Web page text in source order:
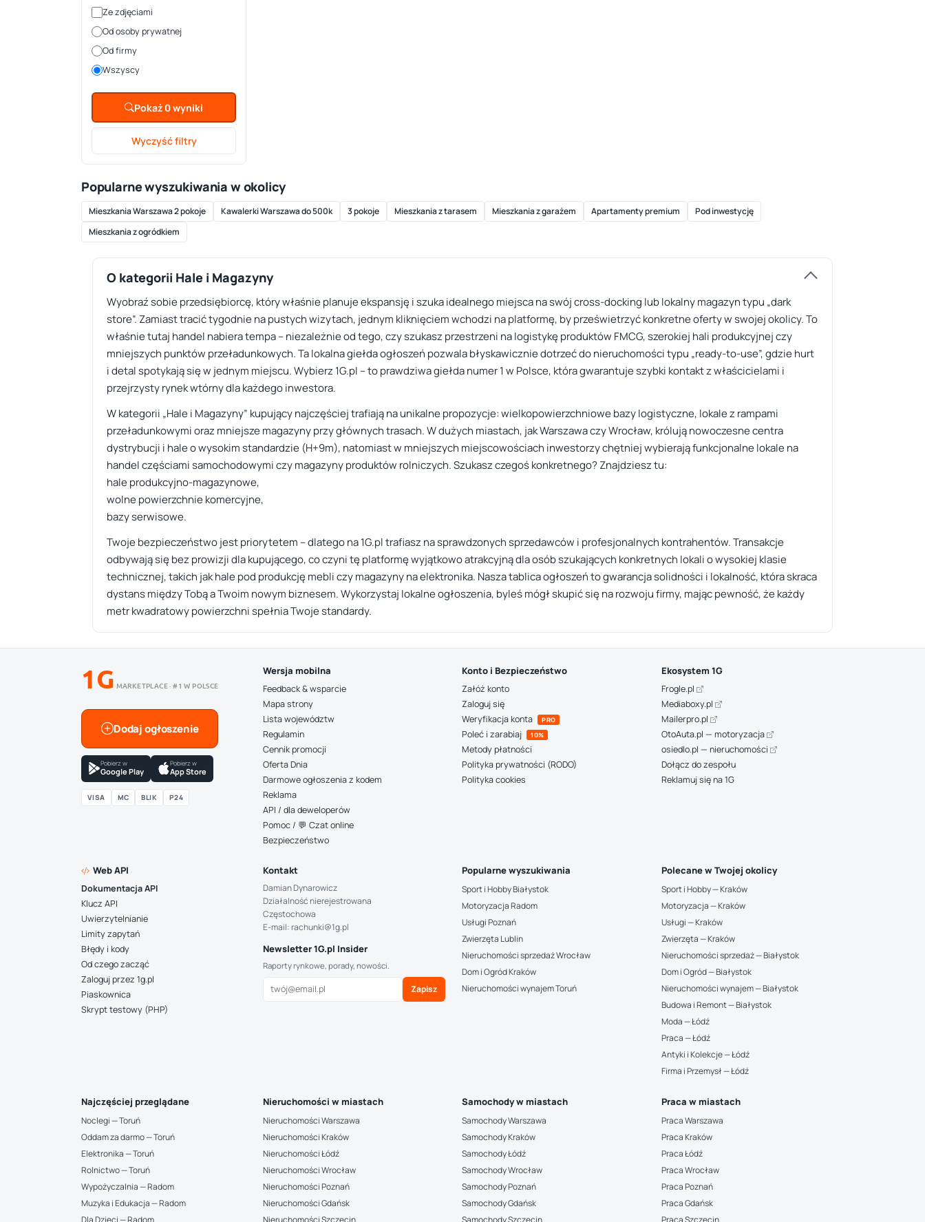
Ze zdjęciami
Od osoby prywatnej
Od firmy
Wszyscy
Pokaż 0 wyniki
Wyczyść filtry
Popularne wyszukiwania w okolicy
Mieszkania Warszawa 2 pokoje Kawalerki Warszawa do 500k 3 pokoje Mieszkania z tarasem Mieszkania z garażem Apartamenty premium
Pod inwestycję
Mieszkania z ogródkiem
O kategorii Hale i Magazyny
Wyobraź sobie przedsiębiorcę, który właśnie planuje ekspansję i szuka idealnego miejsca na swój cross-docking lub lokalny magazyn typu „dark
store”. Zamiast tracić tygodnie na pustych wizytach, jednym kliknięciem wchodzi na platformę, by prześwietrzyć konkretne oferty w swojej okolicy. To
właśnie tutaj handel nabiera tempa – niezależnie od tego, czy szukasz przestrzeni na logistykę produktów FMCG, szerokiej hali produkcyjnej czy
mniejszych punktów przeładunkowych. Ta lokalna giełda ogłoszeń pozwala błyskawicznie dotrzeć do nieruchomości typu „ready-to-use”, gdzie hurt
i detal spotykają się w jednym miejscu. Wybierz 1G.pl – to prawdziwa giełda numer 1 w Polsce, która gwarantuje szybki kontakt z właścicielami i
przejrzysty rynek wtórny dla każdego inwestora.
W kategorii „Hale i Magazyny” kupujący najczęściej trafiają na unikalne propozycje: wielkopowierzchniowe bazy logistyczne, lokale z rampami
przeładunkowymi oraz mniejsze magazyny przy głównych trasach. W dużych miastach, jak Warszawa czy Wrocław, królują nowoczesne centra
dystrybucji i hale o wysokim standardzie (H+9m), natomiast w mniejszych miejscowościach inwestorzy chętniej wybierają funkcjonalne lokale na
handel częściami samochodowymi czy magazyny produktów rolniczych. Szukasz czegoś konkretnego? Znajdziesz tu:
hale produkcyjno-magazynowe,
wolne powierzchnie komercyjne,
bazy serwisowe.
Twoje bezpieczeństwo jest priorytetem – dlatego na 1G.pl trafiasz na sprawdzonych sprzedawców i profesjonalnych kontrahentów. Transakcje
odbywają się bez prowizji dla kupującego, co czyni tę platformę wyjątkowo atrakcyjną dla osób szukających konkretnych lokali o wysokiej klasie
technicznej, takich jak hale pod produkcję mebli czy magazyny na elektronika. Nasza tablica ogłoszeń to gwarancja solidności i lokalność, która skraca
dystans między Tobą a Twoim nowym biznesem. Wykorzystaj lokalne ogłoszenia, byleś mógł skupić się na rozwoju firmy, mając pewność, że każdy
metr kwadratowy powierzchni spełnia Twoje standardy.
1G MARKETPLACE · #1 W POLSCE
Dodaj ogłoszenie
Pobierz w
Google Play
Pobierz w
App Store
VISA MC BLIK P24
Wersja mobilna
Feedback & wsparcie
Mapa strony
Lista województw
Regulamin
Cennik promocji
Oferta Dnia
Darmowe ogłoszenia z kodem
Reklama
API / dla deweloperów
Pomoc / 💬 Czat online
Bezpieczeństwo
Konto i Bezpieczeństwo
Załóż konto
Zaloguj się
Weryfikacja konta
PRO
Poleć i zarabiaj 10%
Metody płatności
Polityka prywatności (RODO)
Polityka cookies
Ekosystem 1G
Frogle.pl
Mediaboxy.pl
Mailerpro.pl
OtoAuta.pl — motoryzacja
osiedlo.pl — nieruchomości
Dołącz do zespołu
Reklamuj się na 1G
Web API
Dokumentacja API
Klucz API
Uwierzytelnianie
Limity zapytań
Błędy i kody
Od czego zacząć
Zaloguj przez 1g.pl
Piaskownica
Skrypt testowy (PHP)
Kontakt
Damian Dynarowicz
Działalność nierejestrowana
Częstochowa
E-mail: rachunki@1g.pl
Newsletter 1G.pl Insider
Raporty rynkowe, porady, nowości.
Zapisz
Popularne wyszukiwania
Sport i Hobby Białystok
Motoryzacja Radom
Usługi Poznań
Zwierzęta Lublin
Nieruchomości sprzedaż Wrocław
Dom i Ogród Kraków
Nieruchomości wynajem Toruń
Polecane w Twojej okolicy
Sport i Hobby — Kraków
Motoryzacja — Kraków
Usługi — Kraków
Zwierzęta — Kraków
Nieruchomości sprzedaż — Białystok
Dom i Ogród — Białystok
Nieruchomości wynajem — Białystok
Budowa i Remont — Białystok
Moda — Łódź
Praca — Łódź
Antyki i Kolekcje — Łódź
Firma i Przemysł — Łódź
Najczęściej przeglądane
Noclegi — Toruń
Oddam za darmo — Toruń
Elektronika — Toruń
Rolnictwo — Toruń
Wypożyczalnia — Radom
Muzyka i Edukacja — Radom
Dla Dzieci — Radom
Nieruchomości w miastach
Nieruchomości Warszawa
Nieruchomości Kraków
Nieruchomości Łódź
Nieruchomości Wrocław
Nieruchomości Poznań
Nieruchomości Gdańsk
Nieruchomości Szczecin
Samochody w miastach
Samochody Warszawa
Samochody Kraków
Samochody Łódź
Samochody Wrocław
Samochody Poznań
Samochody Gdańsk
Samochody Szczecin
Praca w miastach
Praca Warszawa
Praca Kraków
Praca Łódź
Praca Wrocław
Praca Poznań
Praca Gdańsk
Praca Szczecin